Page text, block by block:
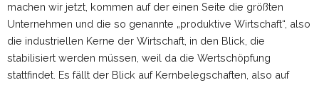
machen wir jetzt, kommen auf der einen Seite die größten
Unternehmen und die so genannte „produktive Wirtschaft“, also
die industriellen Kerne der Wirtschaft, in den Blick, die
stabilisiert werden müssen, weil da die Wertschöpfung
stattfindet. Es fällt der Blick auf Kernbelegschaften, also auf